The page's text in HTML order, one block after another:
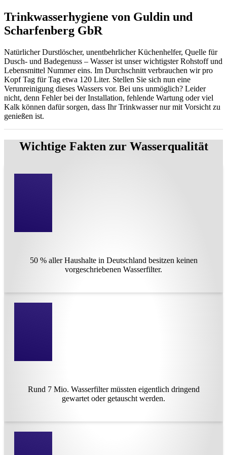
Trinkwasserhygiene von Guldin und
Scharfenberg GbR
Natürlicher Durstlöscher, unentbehrlicher Küchenhelfer, Quelle für
Dusch- und Badegenuss – Wasser ist unser wichtigster Rohstoff und
Lebensmittel Nummer eins. Im Durchschnitt verbrauchen wir pro
Kopf Tag für Tag etwa 120 Liter. Stellen Sie sich nun eine
Verunreinigung dieses Wassers vor. Bei uns unmöglich? Leider
nicht, denn Fehler bei der Installation, fehlende Wartung oder viel
Kalk können dafür sorgen, dass Ihr Trinkwasser nur mit Vorsicht zu
genießen ist.
Wichtige Fakten zur Wasserqualität
50 % aller Haushalte in Deutschland besitzen keinen
vorgeschriebenen Wasserfilter.
Rund 7 Mio. Wasserfilter müssten eigentlich dringend
gewartet oder getauscht werden.